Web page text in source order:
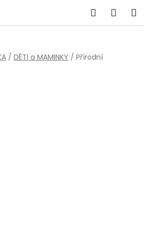
Hledat
/ DĚTI a MAMINKY / Přírodní